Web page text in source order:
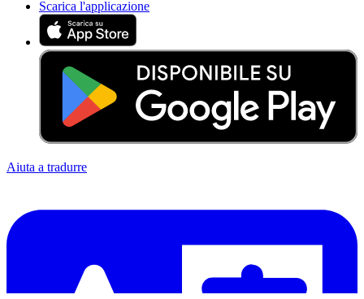
Scarica l'applicazione
Aiuta a tradurre